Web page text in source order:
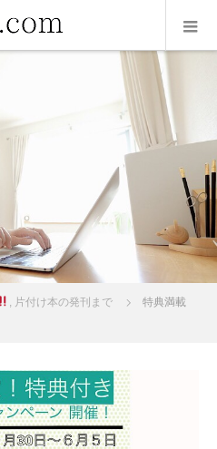
, 片付け本の発刊まで
特典満載